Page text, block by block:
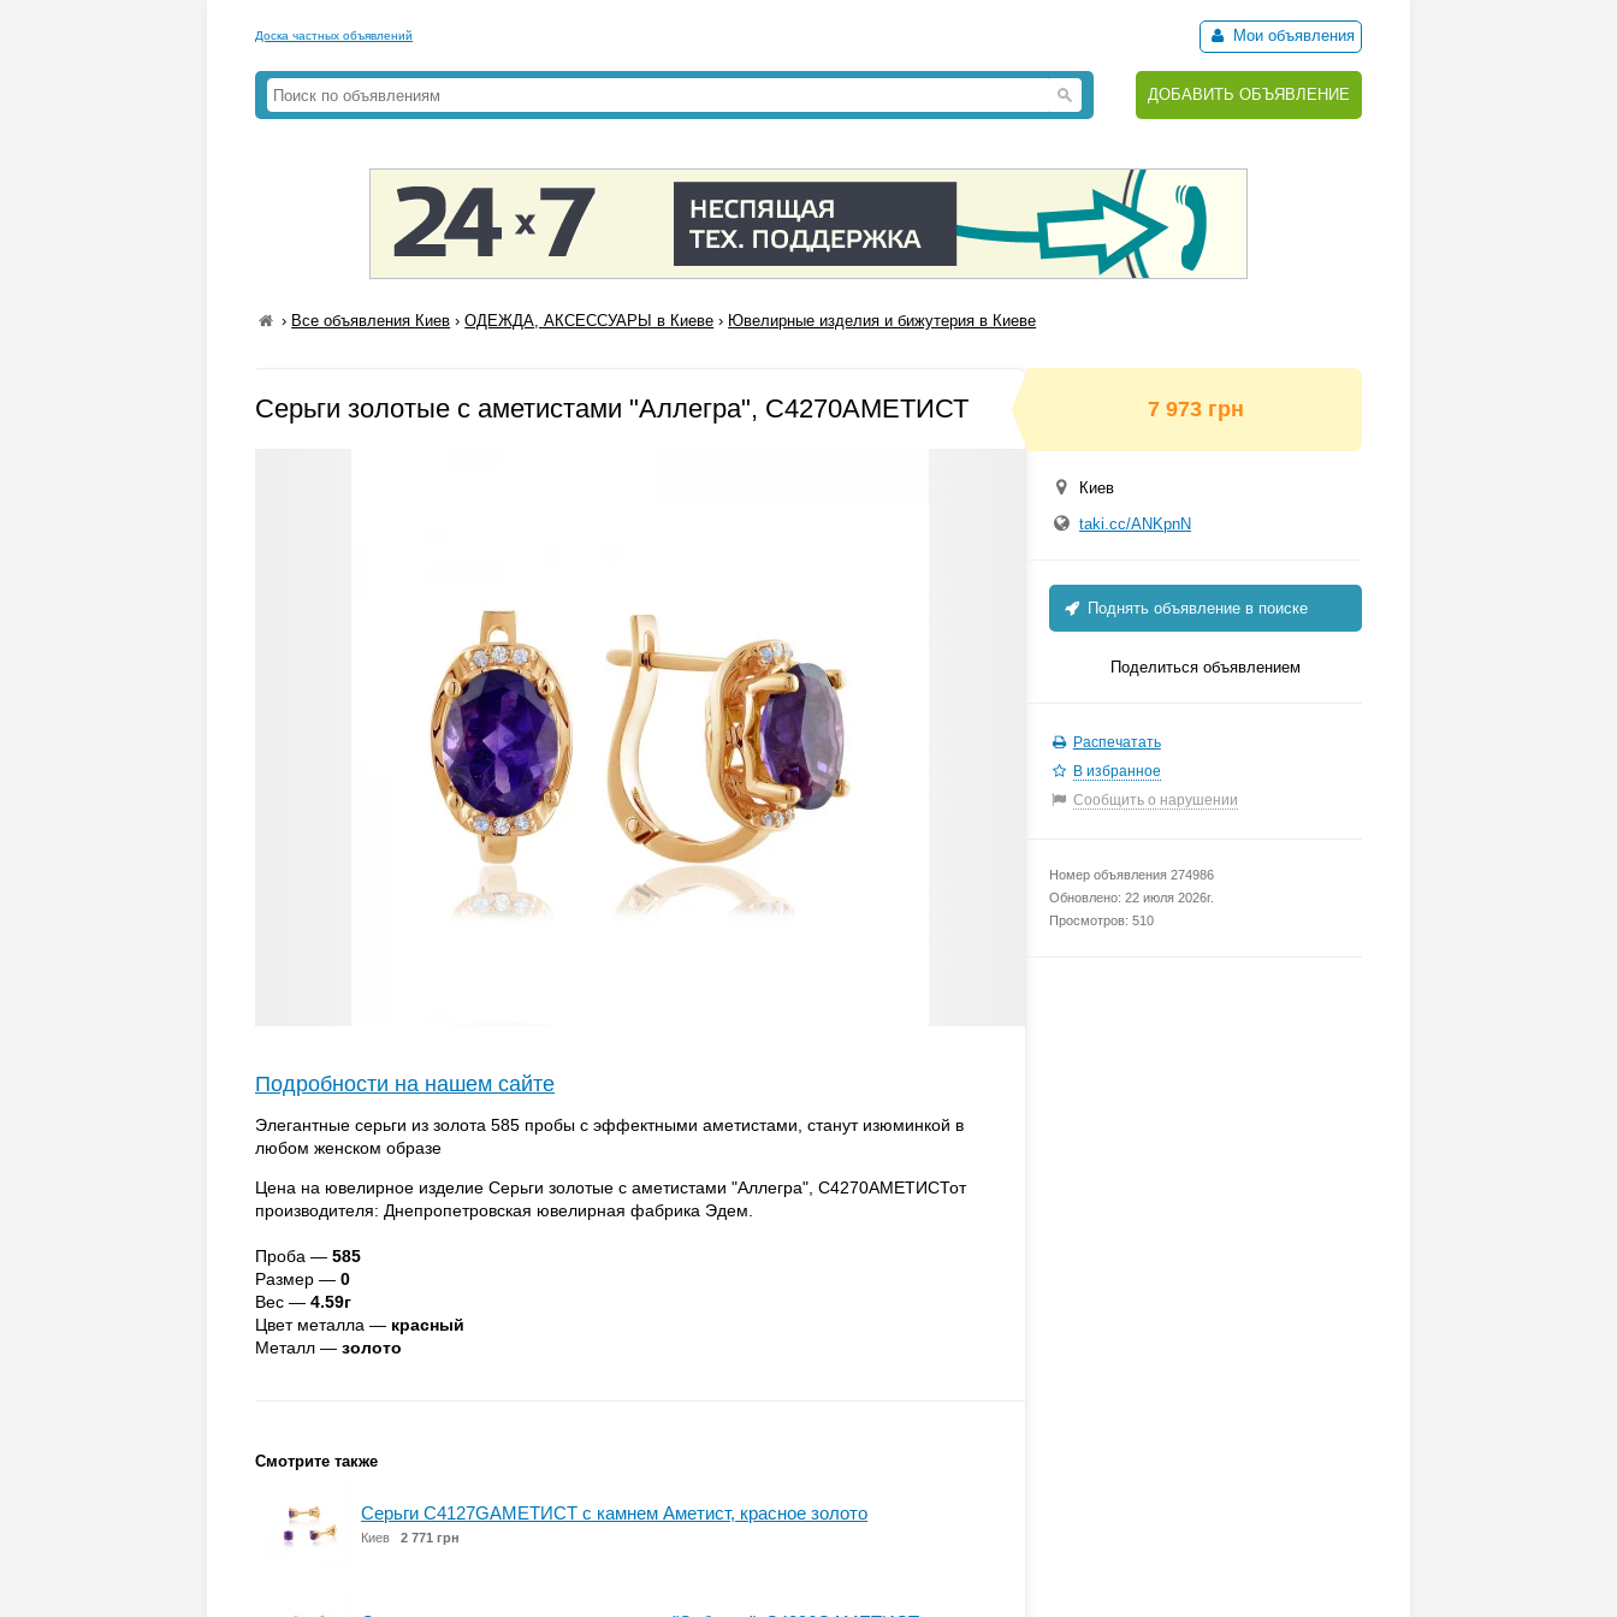
Доска частных объявлений Мои объявления
ДОБАВИТЬ ОБЪЯВЛЕНИЕ
› Все объявления Киев ›ОДЕЖДА, АКСЕССУАРЫ в Киеве › Ювелирные изделия и бижутерия в Киеве
Серьги золотые с аметистами "Аллегра", С4270АМЕТИСТ
Подробности на нашем сайте
Элегантные серьги из золота 585 пробы с эффектными аметистами, станут изюминкой в
любом женском образе
Цена на ювелирное изделие Серьги золотые с аметистами "Аллегра", С4270АМЕТИСТот
производителя: Днепропетровская ювелирная фабрика Эдем.
Проба — 585
Размер — 0
Вес — 4.59г
Цвет металла — красный
Металл — золото
Смотрите также
Серьги С4127GАМЕТИСТ с камнем Аметист, красное золото
Киев 2 771 грн
7 973 грн
Киев
taki.cc/ANKpnN
Поднять объявление в поиске
Поделиться объявлением
Распечатать
В избранное
Сообщить о нарушении
Номер объявления 274986
Обновлено: 22 июля 2026г.
Просмотров: 510